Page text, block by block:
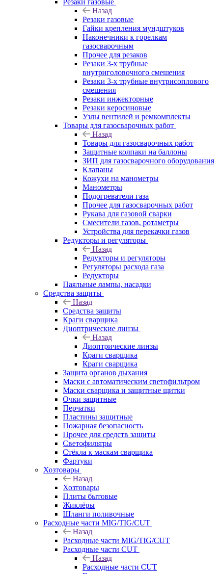
Резаки газовые
Назад
Резаки газовые
Гайки крепления мундштуков
Наконечники к горелкам
газосварочным
Прочее для резаков
Резаки 3-х трубные
внутриголовочного смешения
Резаки 3-х трубные внутрисоплового
смешения
Резаки инжекторные
Резаки керосиновые
Узлы вентилей и ремкомплекты
Товары для газосварочных работ
Назад
Товары для газосварочных работ
Защитные колпаки на баллоны
ЗИП для газосварочного оборудования
Клапаны
Кожухи на манометры
Манометры
Подогреватели газа
Прочее для газосварочных работ
Рукава для газовой сварки
Смесители газов, ротаметры
Устройства для перекачки газов
Редукторы и регуляторы
Назад
Редукторы и регуляторы
Регуляторы расхода газа
Редукторы
Паяльные лампы, насадки
Средства защиты
Назад
Средства защиты
Краги сварщика
Диоптрические линзы
Назад
Диоптрические линзы
Краги сварщика
Краги сварщика
Защита органов дыхания
Маски с автоматическим светофильтром
Маски сварщика и защитные щитки
Очки защитные
Перчатки
Пластины защитные
Пожарная безопасность
Прочее для средств защиты
Светофильтры
Стёкла к маскам сварщика
Фартуки
Хозтовары
Назад
Хозтовары
Плиты бытовые
Жиклёры
Шланги поливочные
Расходные части MIG/TIG/CUT
Назад
Расходные части MIG/TIG/CUT
Расходные части CUT
Назад
Расходные части CUT